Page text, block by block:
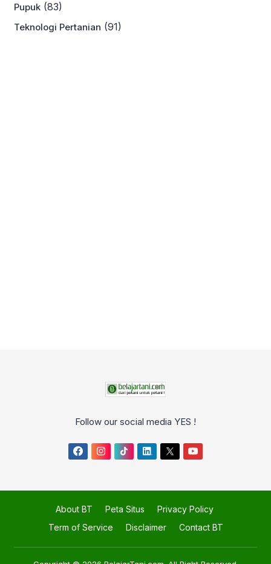
Pupuk (83)
Teknologi Pertanian (91)
Follow our social media YES !
About BT Peta Situs
Privacy Policy
Term of Service
Disclaimer Contact BT